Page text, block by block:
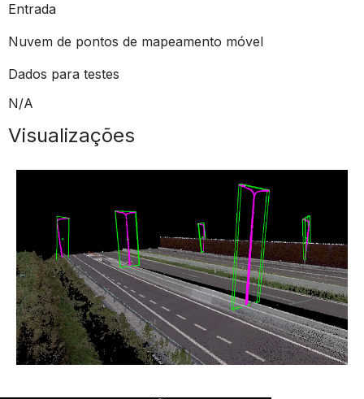
Entrada
Nuvem de pontos de mapeamento móvel
Dados para testes
N/A
Visualizações